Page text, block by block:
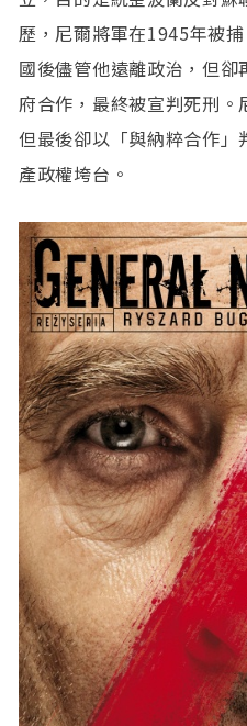
歷，尼爾將軍在1945年被
國後儘管他遠離政治，但
府合作，最終被宣判死刑。
但最後卻以「與納粹合作
產政權垮台。